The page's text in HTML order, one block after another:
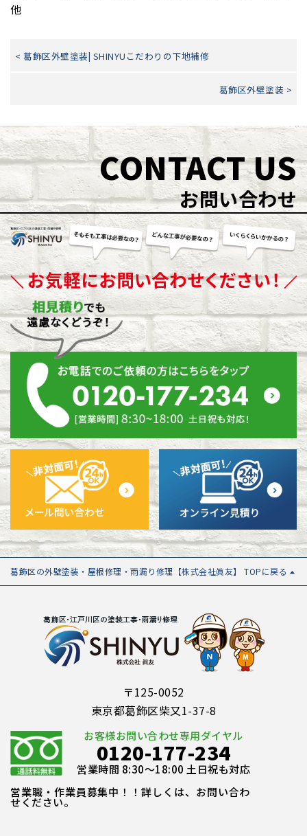
他
< 葛飾区外壁塗装| SHINYUこだわりの下地補修
葛飾区外壁塗装 >
CONTACT US
お問い合わせ
葛飾区の外壁塗装・屋根修理・雨漏り修理【株式会社眞友】 TOPに戻る
〒125-0052
東京都葛飾区柴又1-37-8
お客様お問い合わせ専用ダイヤル
0120-177-234
営業時間 8:30～18:00 土日祝も対応
営業職・作業員募集中！！詳しくは、お問い合わ
せください。